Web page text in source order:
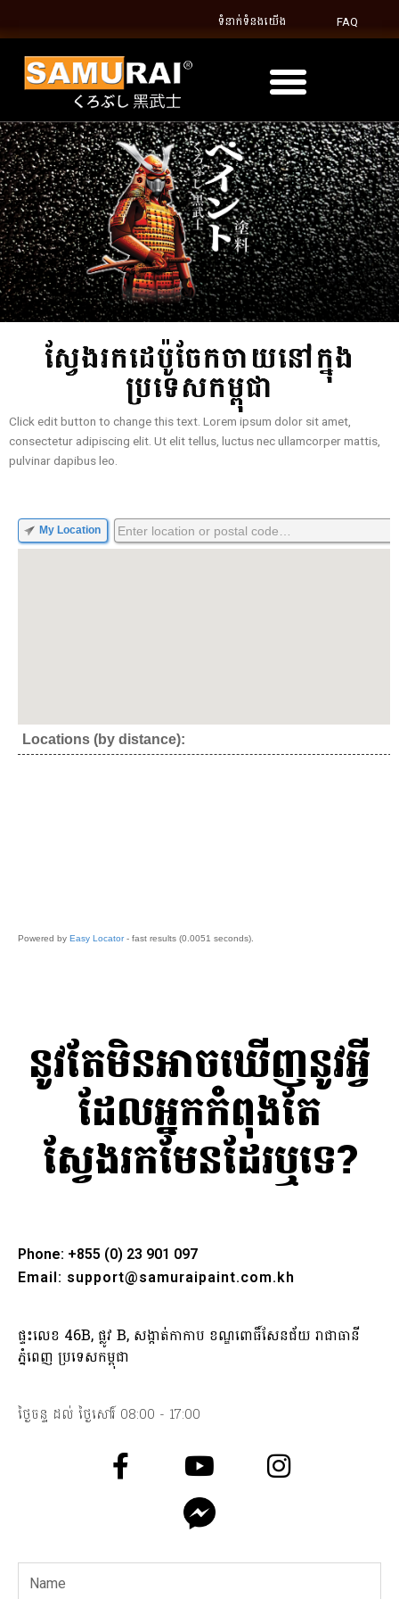
ទំនាក់ទំនងយើង FAQ
ស្វែងរកដេប៉ូចែកចាយនៅក្នុង
ប្រទេសកម្ពុជា
Click edit button to change this text. Lorem ipsum dolor sit amet,
consectetur adipiscing elit. Ut elit tellus, luctus nec ullamcorper mattis,
pulvinar dapibus leo.
នូវតែមិនអាចឃើញនូវអ្វី
ដែលអ្នកកំពុងតែ
ស្វែងរកមែនដែរឬទេ?
Phone: +855 (0) 23 901 097
Email: support@samuraipaint.com.kh
ផ្ទះលេខ 46B, ផ្លូវ B, សង្កាត់កាកាប ខណ្ឌពោធិ៍សែនជ័យ រាជាធានី
ភ្នំពេញ ប្រទេសកម្ពុជា
ថ្ងៃចន្ទ ដល់ ថ្ងៃសៅរ៍ 08:00 - 17:00
F
a
b
Y
o
u
t
u
I
n
a